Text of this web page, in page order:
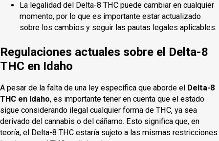
La legalidad del Delta-8 THC puede cambiar en cualquier
momento, por lo que es importante estar actualizado
sobre los cambios y seguir las pautas legales aplicables.
Regulaciones actuales sobre el Delta-8
THC en Idaho
A pesar de la falta de una ley específica que aborde el Delta-8
THC en Idaho, es importante tener en cuenta que el estado
sigue considerando ilegal cualquier forma de THC, ya sea
derivado del cannabis o del cáñamo. Esto significa que, en
teoría, el Delta-8 THC estaría sujeto a las mismas restricciones